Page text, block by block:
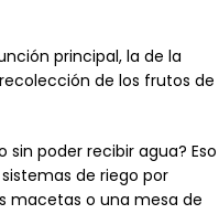
principal, la de la
de los frutos de
poder recibir agua? Eso
de riego por
macetas o una mesa de